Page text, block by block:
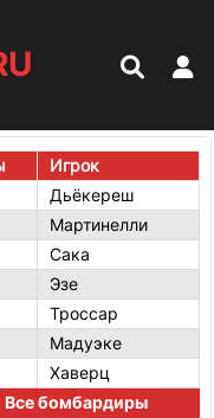
Игрок
Дьёкереш
Мартинелли
Сака
Эзе
Троссар
Мадуэке
Хаверц
Все бомбардиры